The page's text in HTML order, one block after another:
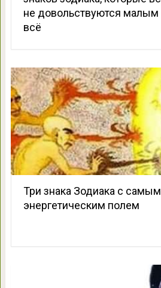
не довольствуются малым
всё
Три знака Зодиака с
энергетическим полем